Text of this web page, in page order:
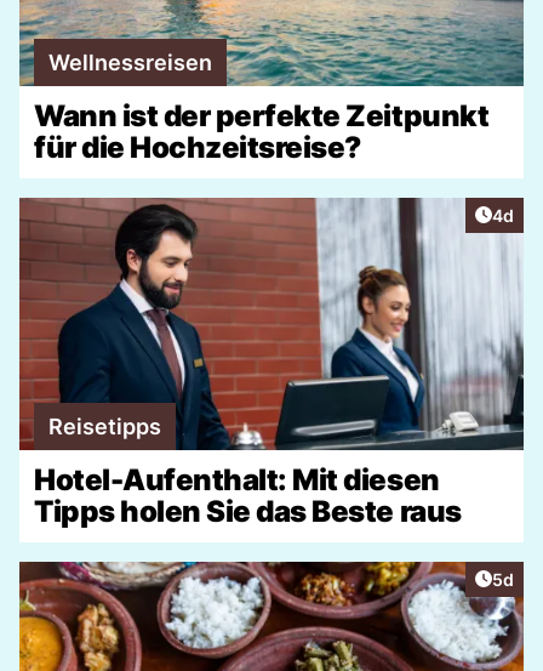
Wellnessreisen
Wann ist der perfekte Zeitpunkt
für die Hochzeitsreise?
4d
Reisetipps
Hotel-Aufenthalt: Mit diesen
Tipps holen Sie das Beste raus
5d